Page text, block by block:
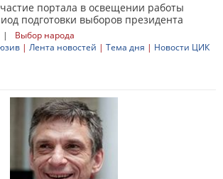
портала в освещении работы
подготовки выборов президента
|
Выбор народа
| Лента новостей | Тема дня | Новости ЦИК